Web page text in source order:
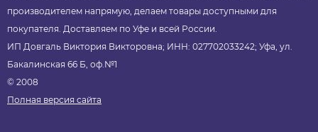
производителем напрямую, делаем товары доступными для
покупателя. Доставляем по Уфе и всей России.
ИП Довгаль Виктория Викторовна; ИНН: 027702033242; Уфа, ул.
Бакалинская 66 Б, оф.№1
© 2008
Полная версия сайта